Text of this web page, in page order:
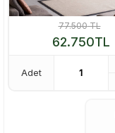
77.500TL
62.750TL
Adet